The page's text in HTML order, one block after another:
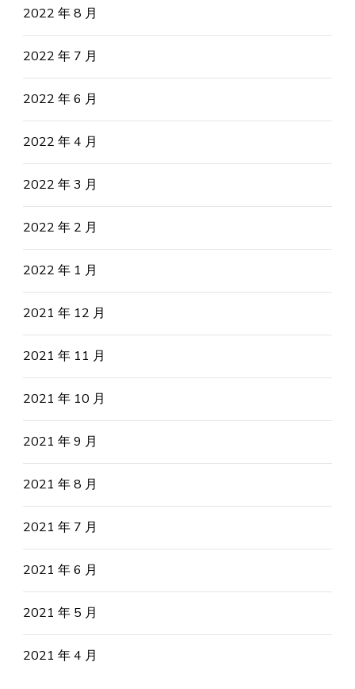
2022 年 8 月
2022 年 7 月
2022 年 6 月
2022 年 4 月
2022 年 3 月
2022 年 2 月
2022 年 1 月
2021 年 12 月
2021 年 11 月
2021 年 10 月
2021 年 9 月
2021 年 8 月
2021 年 7 月
2021 年 6 月
2021 年 5 月
2021 年 4 月